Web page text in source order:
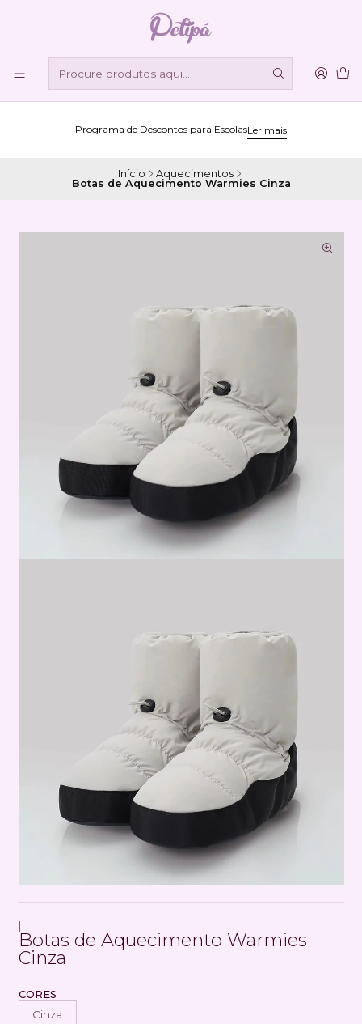
Programa de Descontos para EscolasLer mais
Início
Aquecimentos
Botas de Aquecimento Warmies Cinza
Botas de Aquecimento Warmies
Cinza
CORES
Cinza